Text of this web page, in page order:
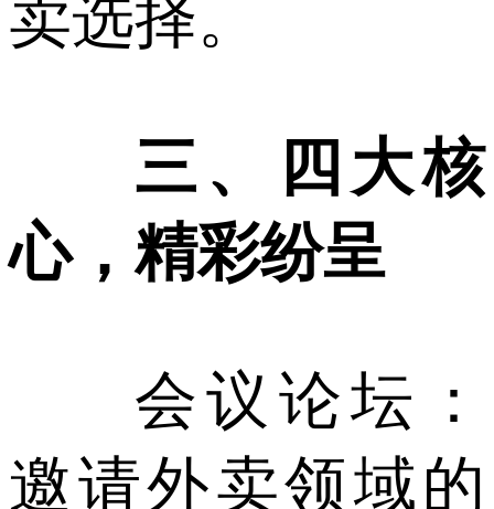
卖选择。
三、四大核
心，精彩纷呈
会议论坛：
邀请外卖领域的